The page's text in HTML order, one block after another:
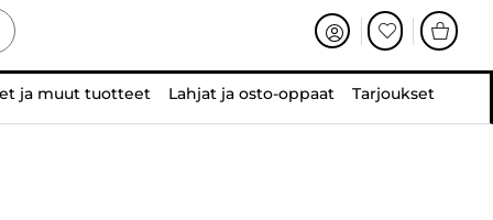
ja muut tuotteet Lahjat ja osto-oppaat Tarjoukset